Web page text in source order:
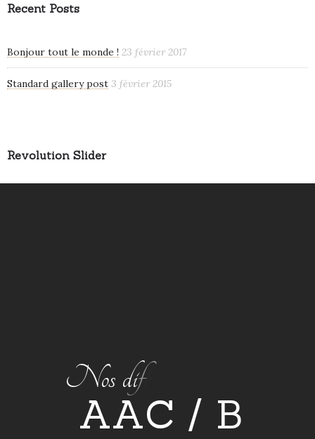
Recent Posts
Bonjour tout le monde ! 23 février 2017
Standard gallery post 3 février 2015
Revolution Slider
AAC / B
Nos diff